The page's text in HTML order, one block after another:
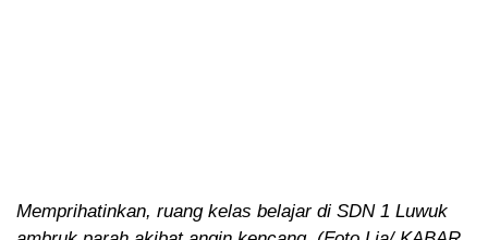
Memprihatinkan, ruang kelas belajar di SDN 1 Luwuk